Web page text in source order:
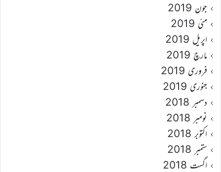
جون 2019
مئی 2019
اپریل 2019
مارچ 2019
فروری 2019
جنوری 2019
دسمبر 2018
نومبر 2018
اکتوبر 2018
ستمبر 2018
اگست 2018